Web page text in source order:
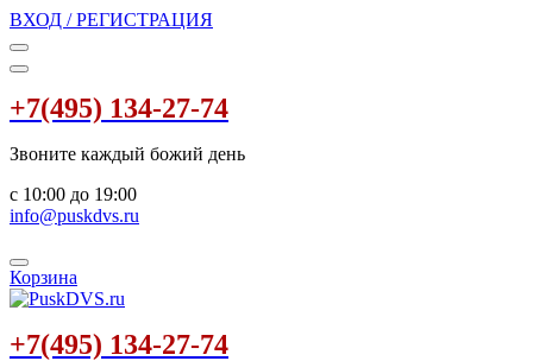
ВХОД / РЕГИСТРАЦИЯ
+7(495) 134-27-74
Звоните каждый божий день
с 10:00 до 19:00
info@puskdvs.ru
Корзина
+7(495) 134-27-74